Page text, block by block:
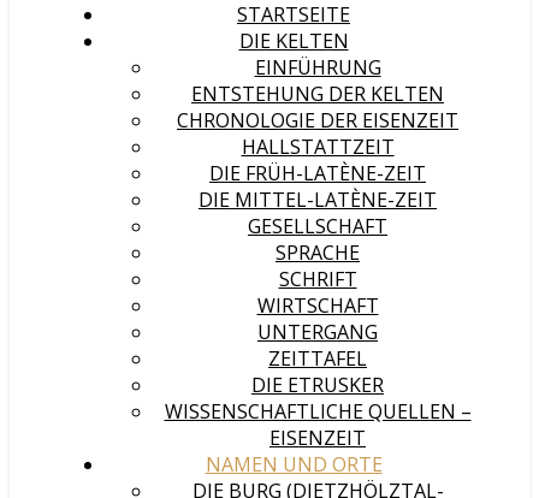
STARTSEITE
DIE KELTEN
EINFÜHRUNG
ENTSTEHUNG DER KELTEN
CHRONOLOGIE DER EISENZEIT
HALLSTATTZEIT
DIE FRÜH-LATÈNE-ZEIT
DIE MITTEL-LATÈNE-ZEIT
GESELLSCHAFT
SPRACHE
SCHRIFT
WIRTSCHAFT
UNTERGANG
ZEITTAFEL
DIE ETRUSKER
WISSENSCHAFTLICHE QUELLEN –
EISENZEIT
NAMEN UND ORTE
DIE BURG (DIETZHÖLZTAL-